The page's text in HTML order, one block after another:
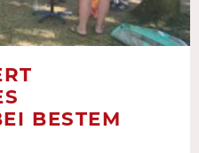
BESTEM